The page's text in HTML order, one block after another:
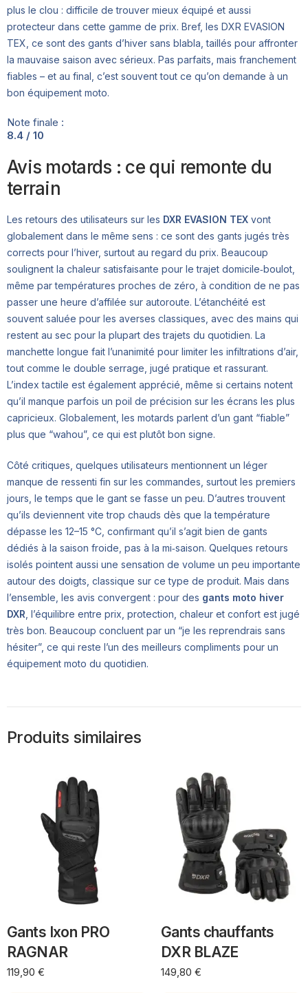
plus le clou : difficile de trouver mieux équipé et aussi
protecteur dans cette gamme de prix. Bref, les DXR EVASION
TEX, ce sont des gants d’hiver sans blabla, taillés pour affronter
la mauvaise saison avec sérieux. Pas parfaits, mais franchement
fiables – et au final, c’est souvent tout ce qu’on demande à un
bon équipement moto.
Note finale :
8.4 / 10
Avis motards : ce qui remonte du
terrain
Les retours des utilisateurs sur les DXR EVASION TEX vont
globalement dans le même sens : ce sont des gants jugés très
corrects pour l’hiver, surtout au regard du prix. Beaucoup
soulignent la chaleur satisfaisante pour le trajet domicile‑boulot,
même par températures proches de zéro, à condition de ne pas
passer une heure d’affilée sur autoroute. L’étanchéité est
souvent saluée pour les averses classiques, avec des mains qui
restent au sec pour la plupart des trajets du quotidien. La
manchette longue fait l’unanimité pour limiter les infiltrations d’air,
tout comme le double serrage, jugé pratique et rassurant.
L’index tactile est également apprécié, même si certains notent
qu’il manque parfois un poil de précision sur les écrans les plus
capricieux. Globalement, les motards parlent d’un gant “fiable”
plus que “wahou”, ce qui est plutôt bon signe.
Côté critiques, quelques utilisateurs mentionnent un léger
manque de ressenti fin sur les commandes, surtout les premiers
jours, le temps que le gant se fasse un peu. D’autres trouvent
qu’ils deviennent vite trop chauds dès que la température
dépasse les 12–15 °C, confirmant qu’il s’agit bien de gants
dédiés à la saison froide, pas à la mi‑saison. Quelques retours
isolés pointent aussi une sensation de volume un peu importante
autour des doigts, classique sur ce type de produit. Mais dans
l’ensemble, les avis convergent : pour des gants moto hiver
DXR , l’équilibre entre prix, protection, chaleur et confort est jugé
très bon. Beaucoup concluent par un “je les reprendrais sans
hésiter”, ce qui reste l’un des meilleurs compliments pour un
équipement moto du quotidien.
Produits similaires
Gants Ixon PRO
RAGNAR
119,90 €
Gants chauffants
DXR BLAZE
149,80 €